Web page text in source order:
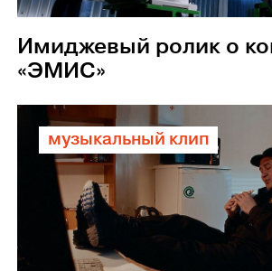
Имиджевый ролик о
«ЭМИС»
музыкальный клип